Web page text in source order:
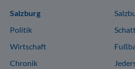
Sitemap
Salzburg
Politik
Wirtschaft
Chronik